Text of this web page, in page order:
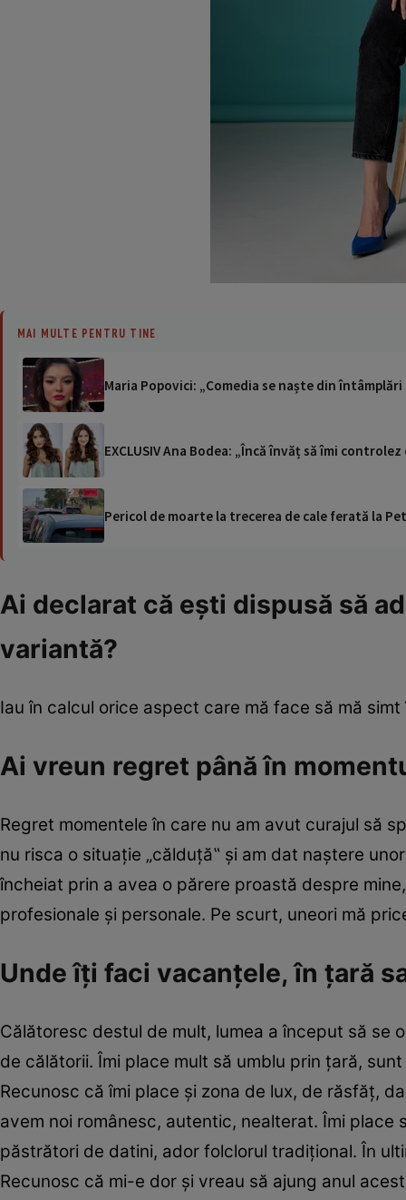
MAI MULTE PENTRU TINE
Maria Popovici: „Comedia se naște din
EXCLUSIV Ana Bodea: „Încă învăț să îmi
Pericol de moarte la trecerea de cale ferată la
Ai declarat că ești dispusă să
variantă?
Iau în calcul orice aspect care mă face să mă
Ai vreun regret până în
Regret momentele în care nu am avut curajul să
nu risca o situație „călduță‟ și am dat naștere
încheiat prin a avea o părere proastă despre
profesionale și personale. Pe scurt, uneori mă
Unde îți faci vacanțele, în țară
Călătoresc destul de mult, lumea a început să se
de călătorii. Îmi place mult să umblu prin țară,
Recunosc că îmi place și zona de lux, de răsfăț,
avem noi românesc, autentic, nealterat. Îmi
păstrători de datini, ador folclorul tradițional. În
Recunosc că mi-e dor și vreau să ajung anul